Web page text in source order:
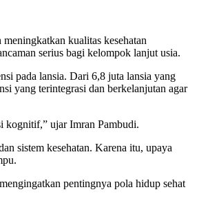
kualitas kesehatan
serius bagi kelompok lanjut usia.
pada lansia. Dari 6,8 juta lansia yang
yang terintegrasi dan berkelanjutan agar
kognitif,” ujar Imran Pambudi.
sistem kesehatan. Karena itu, upaya
pentingnya pola hidup sehat